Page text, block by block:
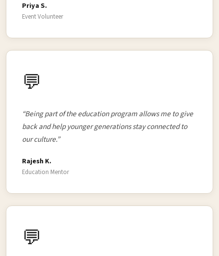
Priya S.
Event Volunteer
💬
“Being part of the education program allows me to give
back and help younger generations stay connected to
our culture.”
Rajesh K.
Education Mentor
💬